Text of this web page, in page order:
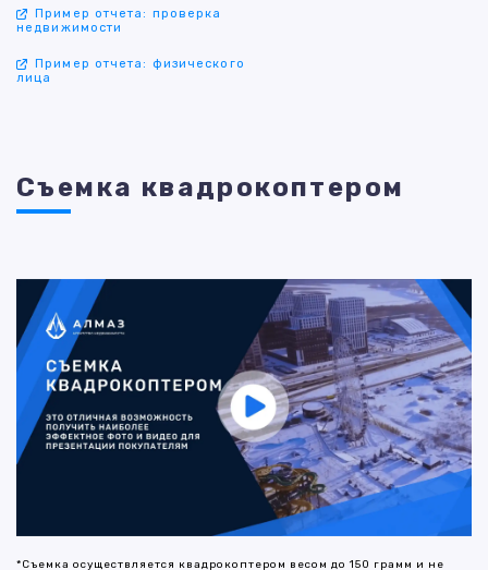
Пример отчета: проверка
недвижимости
Пример отчета: физического
лица
Съемка квадрокоптером
*Съемка осуществляется квадрокоптером весом до 150 грамм и не